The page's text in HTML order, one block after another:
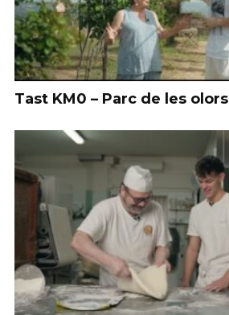
Tast KM0 – Parc de les olors